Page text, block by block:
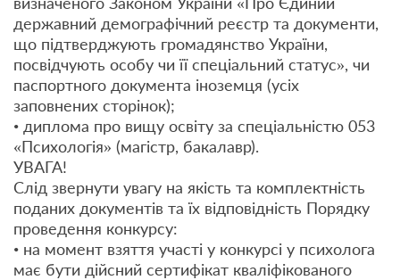
державний демографічний реєстр та документи,
що підтверджують громадянство України,
посвідчують особу чи її спеціальний статус», чи
паспортного документа іноземця (усіх
заповнених сторінок);
• диплома про вищу освіту за спеціальністю 053
«Психологія» (магістр, бакалавр).
УВАГА!
Слід звернути увагу на якість та комплектність
поданих документів та їх відповідність Порядку
проведення конкурсу:
• на момент взяття участі у конкурсі у психолога
має бути дійсний сертифікат кваліфікованого